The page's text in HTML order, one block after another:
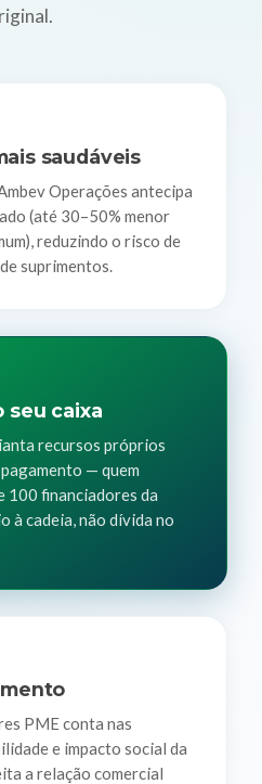
saudáveis
Operações antecipa
(até 30–50% menor
reduzindo o risco de
suprimentos.
seu caixa
recursos próprios
— quem
100 financiadores da
à cadeia, não dívida no
PME conta nas
e impacto social da
a relação comercial